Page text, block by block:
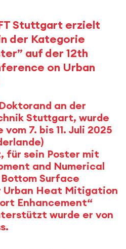
Stuttgart erzielt
der Kategorie
auf der 12th
on Urban
an der
Stuttgart, wurde
7. bis 11. Juli 2025
für sein Poster mit
and Numerical
Surface
Urban Heat Mitigation
Enhancement“
wurde er von